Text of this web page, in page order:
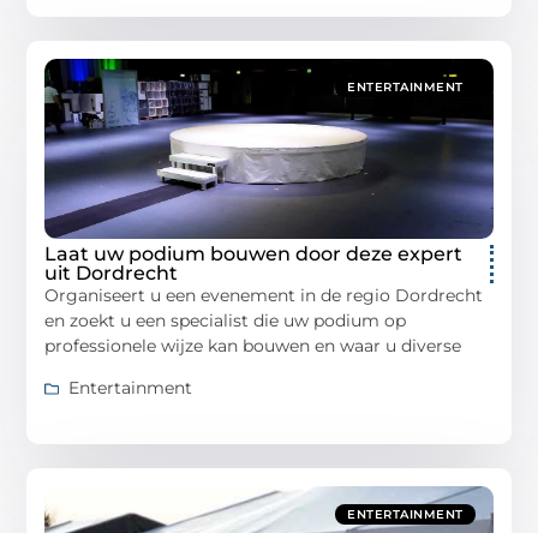
ENTERTAINMENT
Laat uw podium bouwen door deze expert
uit Dordrecht
Organiseert u een evenement in de regio Dordrecht
en zoekt u een specialist die uw podium op
professionele wijze kan bouwen en waar u diverse
Entertainment
ENTERTAINMENT